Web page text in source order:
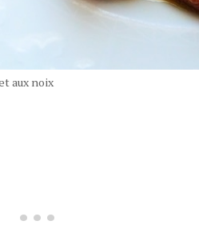
aux noix